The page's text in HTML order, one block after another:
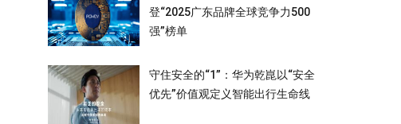
登“2025广东品牌全球竞争力500
强”榜单
守住安全的“1”：华为乾崑以“安全
优先”价值观定义智能出行生命线